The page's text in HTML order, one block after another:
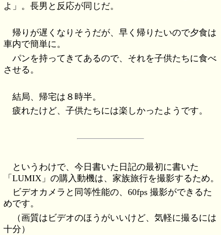
よ」。長男と反応が同じだ。
帰りが遅くなりそうだが、早く帰りたいので夕食は
車内で簡単に。
パンを持ってきてあるので、それを子供たちに食べ
させる。
結局、帰宅は８時半。
疲れたけど、子供たちには楽しかったようです。
というわけで、今日書いた日記の最初に書いた
「LUMIX」の購入動機は、家族旅行を撮影するため。
ビデオカメラと同等性能の、60fps 撮影ができるた
めです。
（画質はビデオのほうがいいけど、気軽に撮るには
十分）